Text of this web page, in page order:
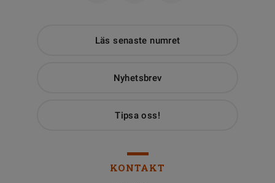
Läs senaste numret
Nyhetsbrev
Tipsa oss!
KONTAKT